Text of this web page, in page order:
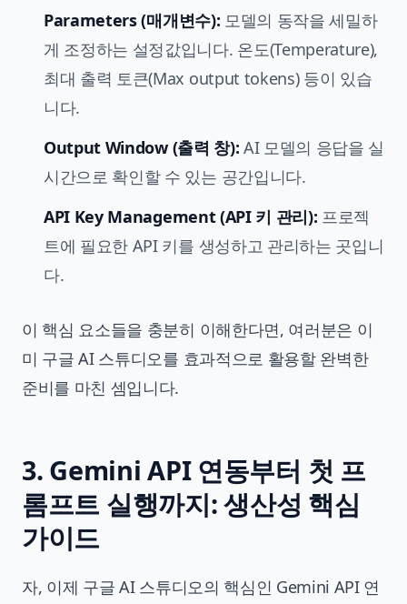
Parameters (매개변수): 모델의 동작을 세밀하
게 조정하는 설정값입니다. 온도(Temperature),
최대 출력 토큰(Max output tokens) 등이 있습
니다.
Output Window (출력 창): AI 모델의 응답을 실
시간으로 확인할 수 있는 공간입니다.
API Key Management (API 키 관리): 프로젝
트에 필요한 API 키를 생성하고 관리하는 곳입니
다.
이 핵심 요소들을 충분히 이해한다면, 여러분은 이
미 구글 AI 스튜디오를 효과적으로 활용할 완벽한
준비를 마친 셈입니다.
3. Gemini API 연동부터 첫 프
롬프트 실행까지: 생산성 핵심
가이드
자, 이제 구글 AI 스튜디오의 핵심인 Gemini API 연